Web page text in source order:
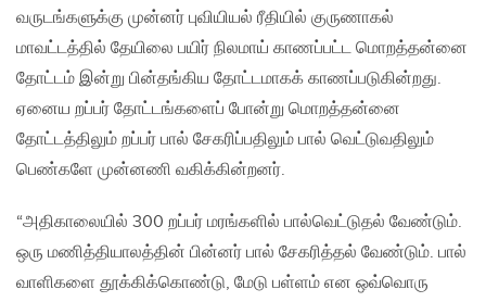
வருடங்களுக்கு முன்னர் புவியியல் ரீதியில் குருணாகல்
மாவட்டத்தில் தேயிலை பயிர் நிலமாய் காணப்பட்ட மொறத்தன்னை
தோட்டம் இன்று பின்தங்கிய தோட்டமாகக் காணப்படுகின்றது.
ஏனைய றப்பர் தோட்டங்களைப் போன்று மொறத்தன்னை
தோட்டத்திலும் றப்பர் பால் சேகரிப்பதிலும் பால் வெட்டுவதிலும்
பெண்களே முன்னணி வகிக்கின்றனர்.
“அதிகாலையில் 300 றப்பர் மரங்களில் பால்வெட்டுதல் வேண்டும்.
ஒரு மணித்தியாலத்தின் பின்னர் பால் சேகரித்தல் வேண்டும். பால்
வாளிகளை தூக்கிக்கொண்டு, மேடு பள்ளம் என ஒவ்வொரு